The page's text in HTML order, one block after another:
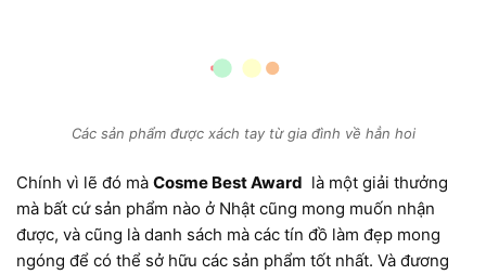
Các sản phẩm được xách tay từ gia đình về hẳn hoi
Chính vì lẽ đó mà Cosme Best Award là một giải thưởng
mà bất cứ sản phẩm nào ở Nhật cũng mong muốn nhận
được, và cũng là danh sách mà các tín đồ làm đẹp mong
ngóng để có thể sở hữu các sản phẩm tốt nhất. Và đương